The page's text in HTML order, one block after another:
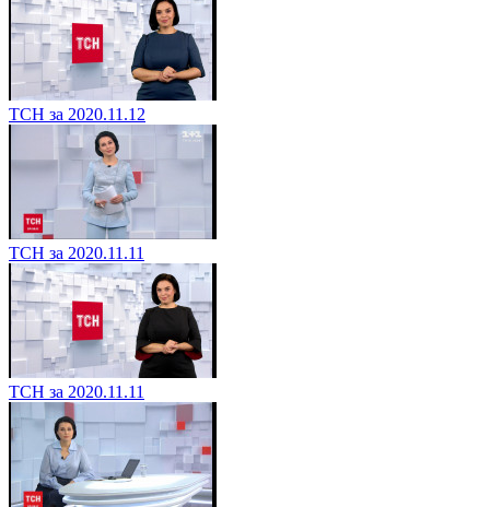
ТСН за 2020.11.12
ТСН за 2020.11.11
ТСН за 2020.11.11